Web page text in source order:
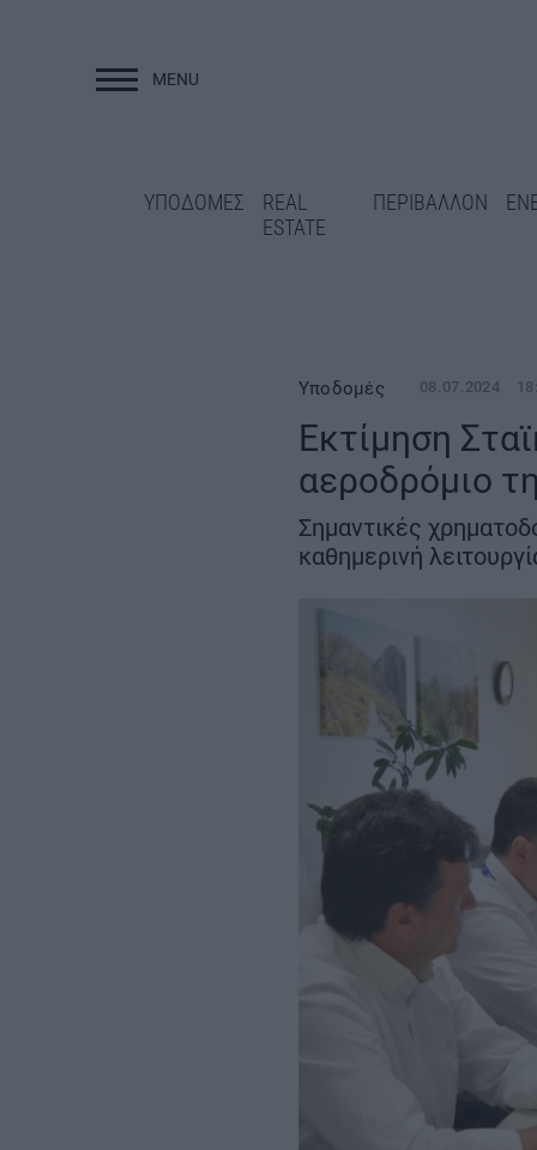
MENU
ΥΠΟΔΟΜΕΣ
REAL
ESTATE
ΠΕΡΙΒΑΛΛΟΝ
ΥΠΟΔΟΜΕΣ
Άγραφα: Νέα έργα στο οδικό
δίκτυο και ΟΧΕ 22,46 εκατ.
ευρώ – Ο σχεδιασμός έως το
Επανεκκίνηση
Νεστορίου: Στον
διαγωνισμός των
ευρώ
ΜΕΤΑΦΟΡΕΣ -
ΨΗΦΙΑΚΟΣ ΚΟΣΜΟΣ
ΟΙΚΟΝΟΜΙΑ - ΕΠΙΧΕΙΡΗΣΕΙΣ
Υποδομές 08.07.2024
Εκτίμηση
αεροδρόμιο
Σημαντικές
καθημερινή